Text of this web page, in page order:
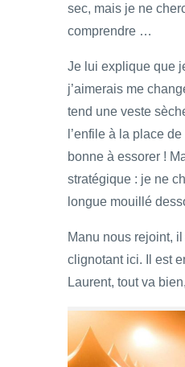
sec, mais je ne
comprendre …
Je lui explique que
j’aimerais me
tend une veste
l’enfile à la place
bonne à essorer !
stratégique : je ne
longue mouillé
Manu nous rejoint,
clignotant ici. Il est
Laurent, tout va